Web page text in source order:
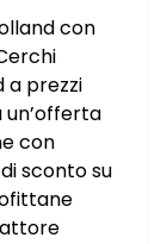
con
a prezzi
con
sconto su